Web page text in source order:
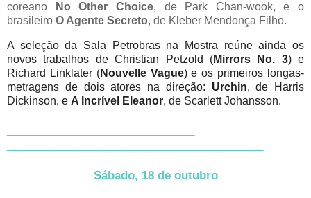
coreano
No Other Choice, de Park Chan‑wook, e o
brasileiro O Agente Secreto, de Kleber Mendonça Filho.
A seleção da Sala Petrobras na Mostra reúne ainda os
novos trabalhos de Christian Petzold (Mirrors No. 3) e
Richard Linklater (Nouvelle Vague) e os primeiros longas-
metragens de dois atores na direção: Urchin, de Harris
Dickinson, e A Incrível Eleanor, de Scarlett Johansson.
Sábado, 18 de outubro